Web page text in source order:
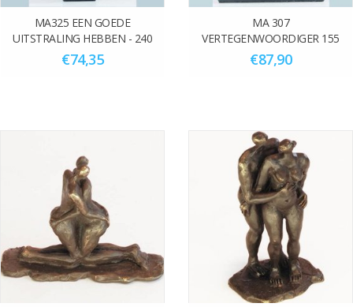
MA325 EEN GOEDE
UITSTRALING HEBBEN - 240
MM
€74,35
MA 307
VERTEGENWOORDIGER 155
mm
€87,90